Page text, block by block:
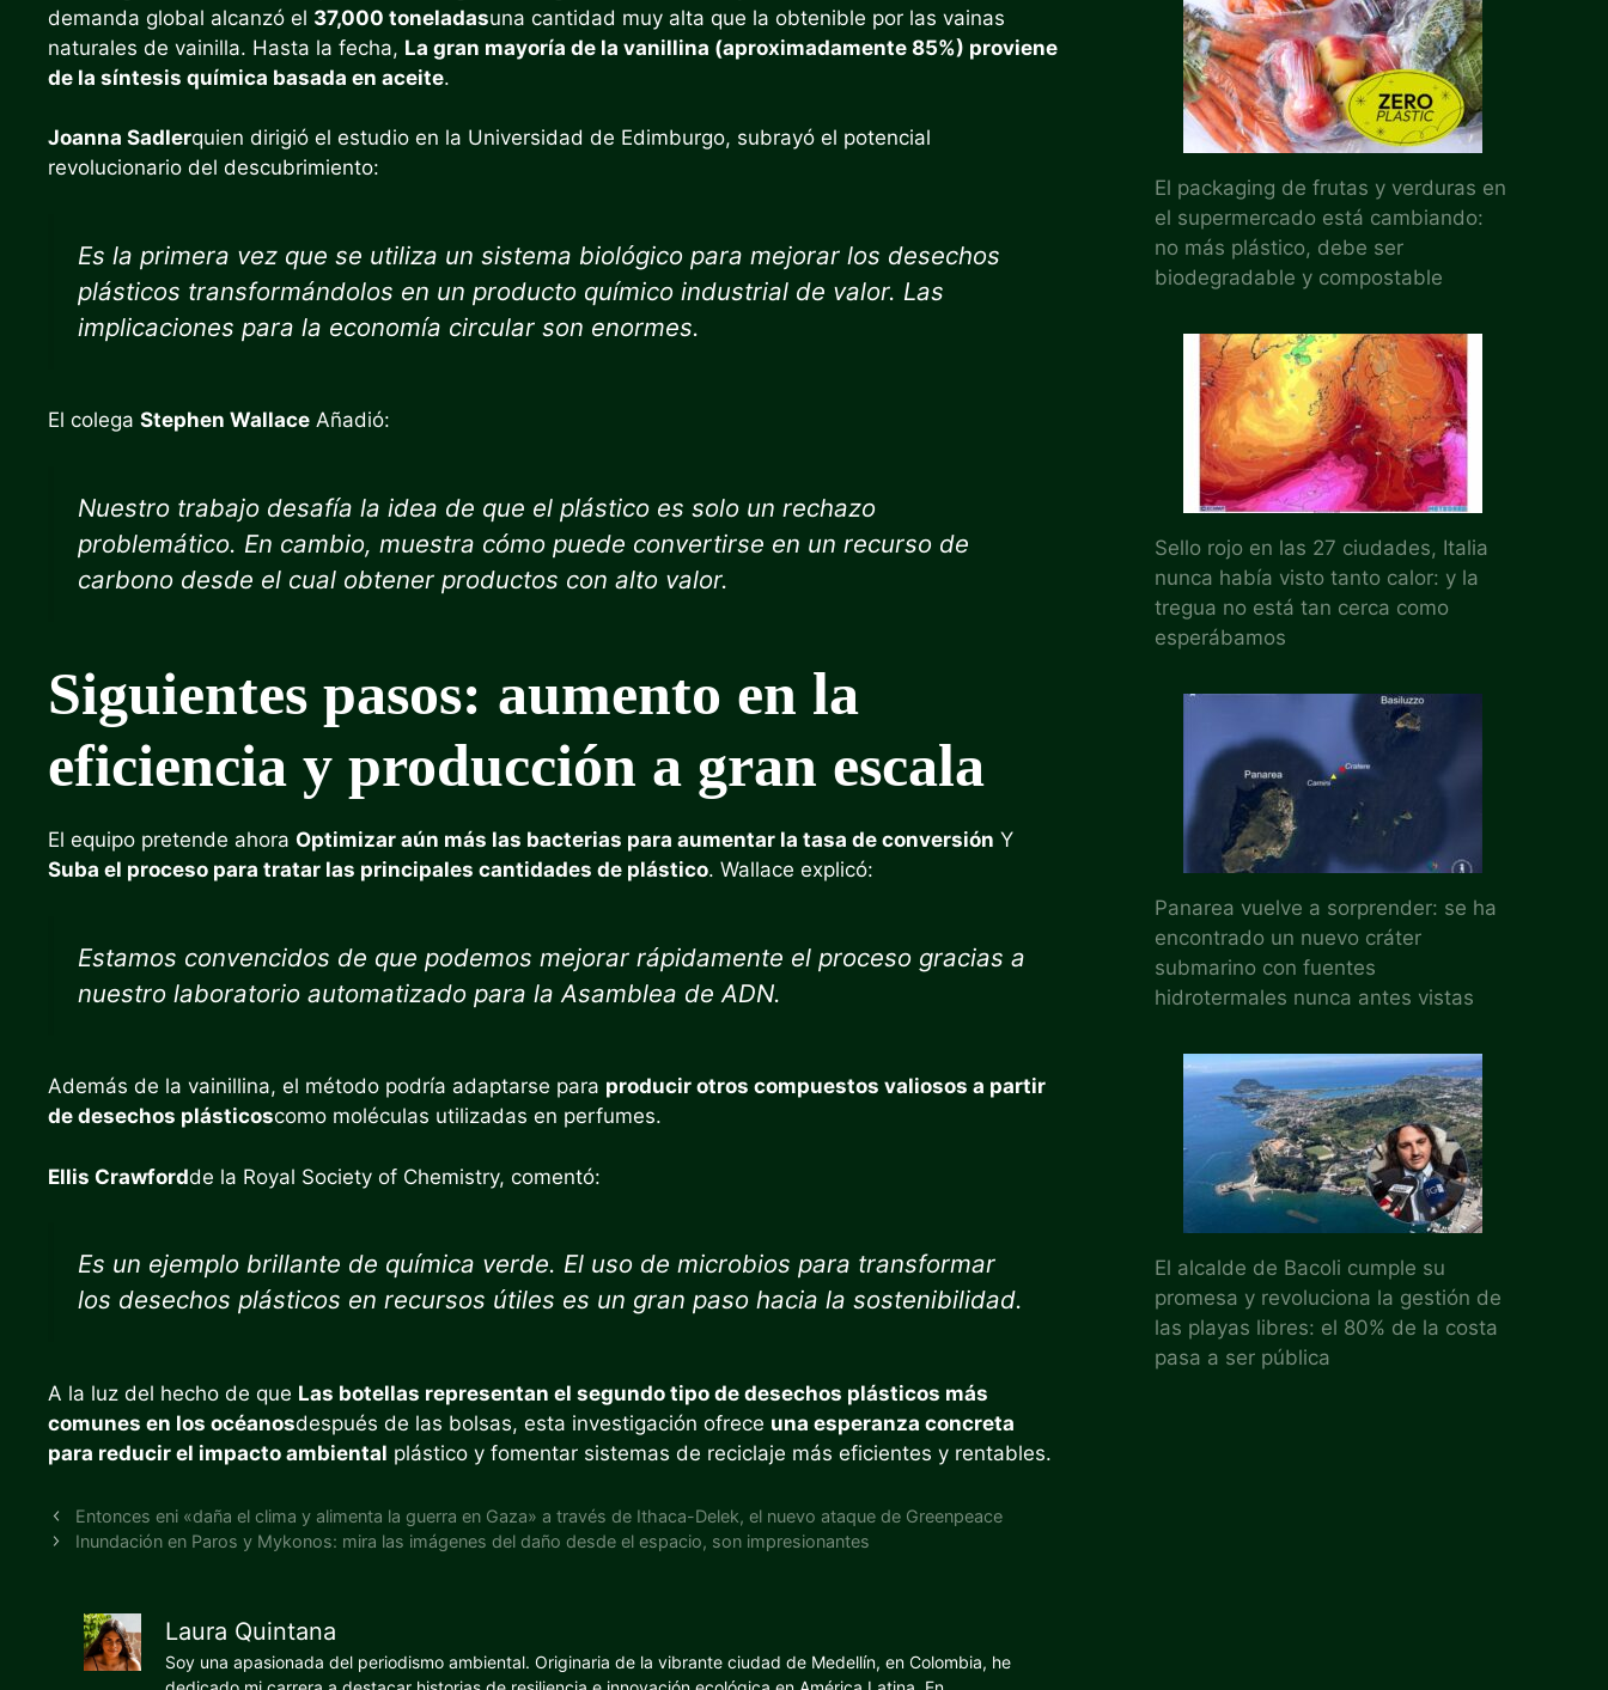
demanda global alcanzó el 37,000 toneladasuna cantidad muy alta que la obtenible por las vainas
naturales de vainilla. Hasta la fecha, La gran mayoría de la vanillina (aproximadamente 85%) proviene
de la síntesis química basada en aceite.
Joanna Sadlerquien dirigió el estudio en la Universidad de Edimburgo, subrayó el potencial
revolucionario del descubrimiento:
Es la primera vez que se utiliza un sistema biológico para mejorar los desechos
plásticos transformándolos en un producto químico industrial de valor. Las
implicaciones para la economía circular son enormes.
El colega Stephen Wallace Añadió:
Nuestro trabajo desafía la idea de que el plástico es solo un rechazo
problemático. En cambio, muestra cómo puede convertirse en un recurso de
carbono desde el cual obtener productos con alto valor.
Siguientes pasos: aumento en la
eficiencia y producción a gran escala
El equipo pretende ahora Optimizar aún más las bacterias para aumentar la tasa de conversión Y
Suba el proceso para tratar las principales cantidades de plástico. Wallace explicó:
Estamos convencidos de que podemos mejorar rápidamente el proceso gracias a
nuestro laboratorio automatizado para la Asamblea de ADN.
Además de la vainillina, el método podría adaptarse para producir otros compuestos valiosos a partir
de desechos plásticoscomo moléculas utilizadas en perfumes.
Ellis Crawfordde la Royal Society of Chemistry, comentó:
Es un ejemplo brillante de química verde. El uso de microbios para transformar
los desechos plásticos en recursos útiles es un gran paso hacia la sostenibilidad.
A la luz del hecho de que Las botellas representan el segundo tipo de desechos plásticos más
comunes en los océanosdespués de las bolsas, esta investigación ofrece una esperanza concreta
para reducir el impacto ambiental plástico y fomentar sistemas de reciclaje más eficientes y rentables.
Entonces eni «daña el clima y alimenta la guerra en Gaza» a través de Ithaca-Delek, el nuevo ataque de Greenpeace
Inundación en Paros y Mykonos: mira las imágenes del daño desde el espacio, son impresionantes
Laura Quintana
Soy una apasionada del periodismo ambiental. Originaria de la vibrante ciudad de Medellín, en Colombia, he
El packaging de frutas y verduras en
el supermercado está cambiando:
no más plástico, debe ser
biodegradable y compostable
Sello rojo en las 27 ciudades, Italia
nunca había visto tanto calor: y la
tregua no está tan cerca como
esperábamos
Panarea vuelve a sorprender: se ha
encontrado un nuevo cráter
submarino con fuentes
hidrotermales nunca antes vistas
El alcalde de Bacoli cumple su
promesa y revoluciona la gestión de
las playas libres: el 80% de la costa
pasa a ser pública